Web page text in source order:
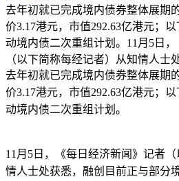
去年初就已完成境内债券整体展期
价3.17港元，市值292.63亿港元；
动境内债二次重组计划。11月5日
（以下简称每经记者）从知情人士
去年初就已完成境内债券整体展期
价3.17港元，市值292.63亿港元；
动境内债二次重组计划。
11月5日，《每日经济新闻》记者
情人士处获悉，融创目前正与部分